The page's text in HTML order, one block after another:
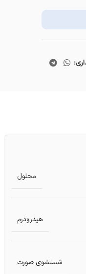
محلول
هیدرودرم
شستشوی صورت